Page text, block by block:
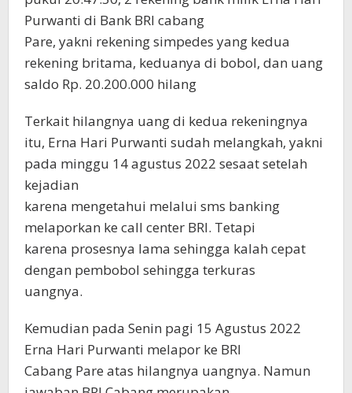
Purwanti di Bank BRI cabang
Pare, yakni rekening simpedes yang kedua
rekening britama, keduanya di bobol, dan uang
saldo Rp. 20.200.000 hilang
Terkait hilangnya uang di kedua rekeningnya
itu, Erna Hari Purwanti sudah melangkah, yakni
pada minggu 14 agustus 2022 sesaat setelah
kejadian
karena mengetahui melalui sms banking
melaporkan ke call center BRI. Tetapi
karena prosesnya lama sehingga kalah cepat
dengan pembobol sehingga terkuras
uangnya.
Kemudian pada Senin pagi 15 Agustus 2022
Erna Hari Purwanti melapor ke BRI
Cabang Pare atas hilangnya uangnya. Namun